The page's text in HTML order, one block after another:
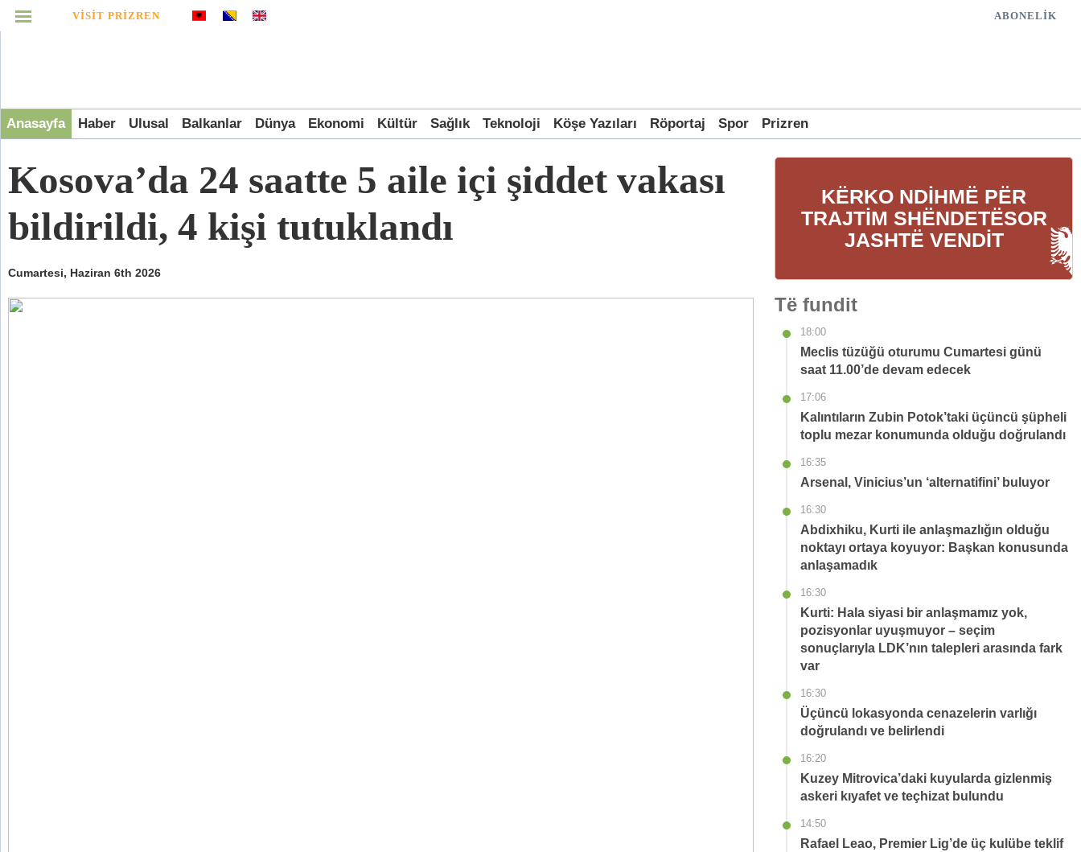
İnfografik
Video
Arşiv
VISIT PRIZREN ABONELİK
Anasayfa Haber Ulusal Balkanlar Dünya Ekonomi Kültür Sağlık Teknoloji Köşe Yazıları Röportaj Spor Prizren
Kosova’da 24 saatte 5 aile içi şiddet vakası
bildirildi, 4 kişi tutuklandı
Cumartesi, Haziran 6th 2026
KËRKO NDIHMË PËR
TRAJTIM SHËNDETËSOR
JASHTË VENDIT
Të fundit
18:00
Meclis tüzüğü oturumu Cumartesi günü
saat 11.00’de devam edecek
17:06
Kalıntıların Zubin Potok’taki üçüncü şüpheli
toplu mezar konumunda olduğu doğrulandı
16:35
Arsenal, Vinicius’un ‘alternatifini’ buluyor
16:30
Abdixhiku, Kurti ile anlaşmazlığın olduğu
noktayı ortaya koyuyor: Başkan konusunda
anlaşamadık
16:30
Kurti: Hala siyasi bir anlaşmamız yok,
pozisyonlar uyuşmuyor – seçim
sonuçlarıyla LDK’nın talepleri arasında fark
var
16:30
Üçüncü lokasyonda cenazelerin varlığı
doğrulandı ve belirlendi
16:20
Kuzey Mitrovica’daki kuyularda gizlenmiş
askeri kıyafet ve teçhizat bulundu
14:50
Rafael Leao, Premier Lig’de üç kulübe teklif